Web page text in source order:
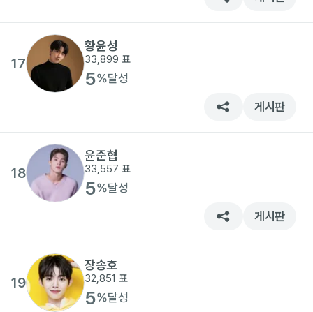
17
황윤성
33,899 표
5%달성
게시판
18
윤준협
33,557 표
5%달성
게시판
19
장송호
32,851 표
5%달성